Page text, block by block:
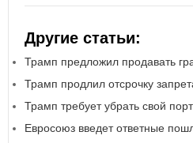
Другие статьи:
Трамп предложил продавать
Трамп продлил отсрочку
Трамп требует убрать свой
Евросоюз введет ответные